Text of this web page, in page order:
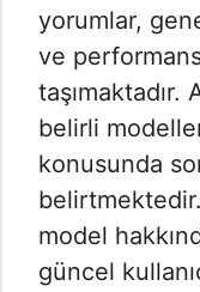
yorumlar,
ve
taşımaktadır.
belirli
konusunda
model
güncel